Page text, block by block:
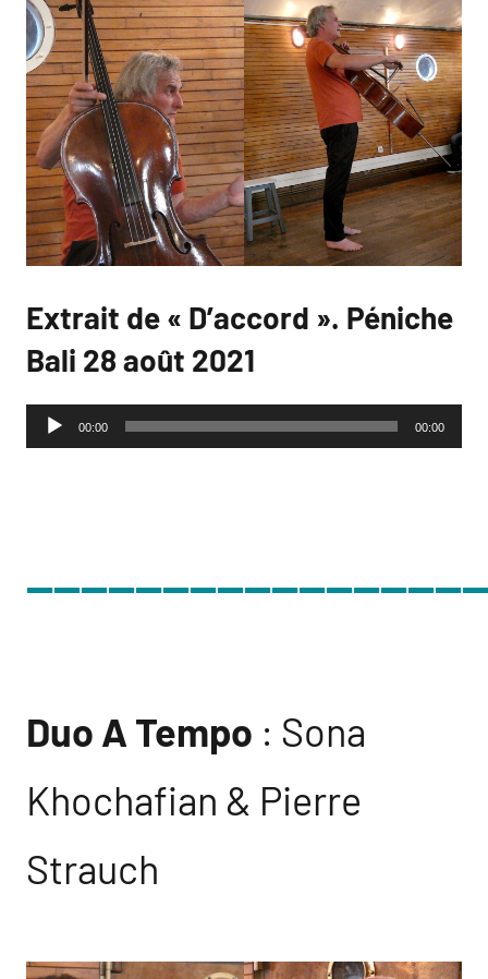
Extrait de « D’accord ». Péniche
Bali 28 août 2021
Lecteur
audio
00:00 00:00
Duo A Tempo : Sona
Khochafian & Pierre
Strauch